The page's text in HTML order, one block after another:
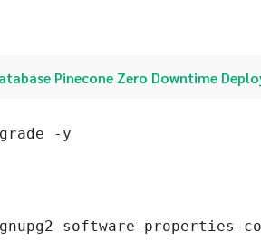
Pinecone Zero Downtime
-y
software-properties-